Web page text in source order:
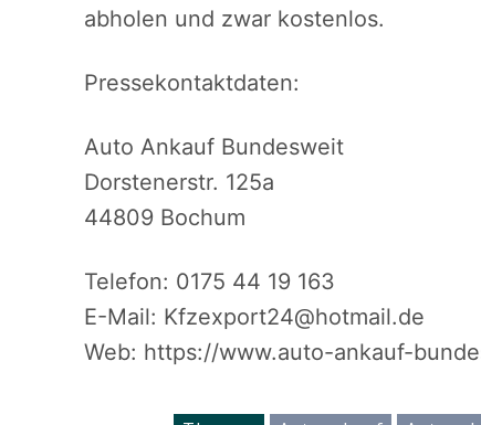
abholen und zwar kostenlos.
Pressekontaktdaten:
Auto Ankauf Bundesweit
Dorstenerstr. 125a
44809 Bochum
Telefon: 0175 44 19 163
E-Mail: Kfzexport24@hotmail.de
Web: https://www.auto-ankauf-